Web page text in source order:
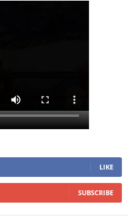
LIKE
SUBSCRIBE